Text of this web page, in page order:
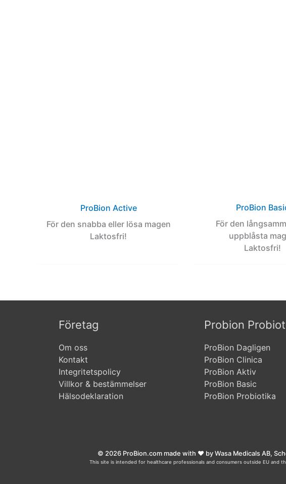
ProBion Active
För den snabba eller lösa magen
Laktosfri!
ProBion
För den
uppblåsta
Laktosfri!
Företag
Om oss
Kontakt
Integritetspolicy
Villkor & bestämmelser
Hälsodeklaration
Probion
ProBion Dagligen
ProBion Clinica
ProBion Aktiv
ProBion Basic
ProBion Probiotika
© 2026 ProBion.com made with ❤️ by Wasa Medicals AB,
This site is intended for healthcare professionals and consumers outside EU and